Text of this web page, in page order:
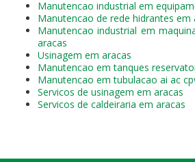
Manutencao industrial em
Manutencao de rede hidrantes em
Manutencao industrial em
aracas
Usinagem em aracas
Manutencao em tanques
Manutencao em tubulacao ai ac
Servicos de usinagem em aracas
Servicos de caldeiraria em aracas